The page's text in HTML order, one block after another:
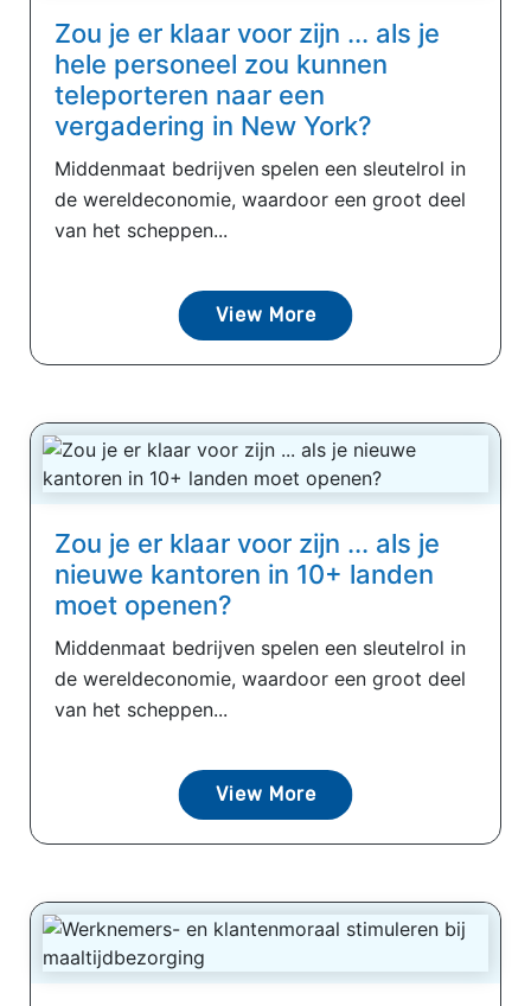
Zou je er klaar voor zijn ... als je
hele personeel zou kunnen
teleporteren naar een
vergadering in New York?
Middenmaat bedrijven spelen een sleutelrol in
de wereldeconomie, waardoor een groot deel
van het scheppen...
View More
Zou je er klaar voor zijn ... als je
nieuwe kantoren in 10+ landen
moet openen?
Middenmaat bedrijven spelen een sleutelrol in
de wereldeconomie, waardoor een groot deel
van het scheppen...
View More